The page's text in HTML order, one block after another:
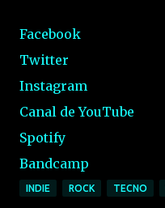
Facebook
Twitter
Instagram
Canal de YouTube
Spotify
Bandcamp
INDIE ROCK TECNO